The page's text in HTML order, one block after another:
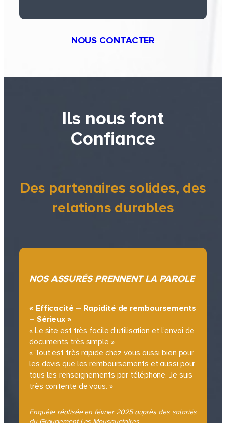
NOUS CONTACTER
Ils nous font
Confiance
Des partenaires solides, des
relations durables
NOS ASSURÉS PRENNENT LA PAROLE
« Efficacité – Rapidité de remboursements
– Sérieux »
« Le site est très facile d’utilisation et l’envoi de
documents très simple »
« Tout est très rapide chez vous aussi bien pour
les devis que les remboursements et aussi pour
tous les renseignements par téléphone. Je suis
très contente de vous. »
Enquête réalisée en février 2025 auprès des salariés